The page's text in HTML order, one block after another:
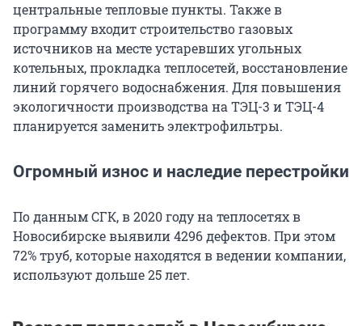
центральные тепловые пункты. Также в
программу входит строительство газовых
источников на месте устаревших угольных
котельных, прокладка теплосетей, восстановление
линий горячего водоснабжения. Для повышения
экологичности производства на ТЭЦ-3 и ТЭЦ-4
планируется заменить электрофильтры.
Огромный износ и наследие перестройки
По данным СГК, в 2020 году на теплосетях в
Новосибирске выявили 4296 дефектов. При этом
72% труб, которые находятся в ведении компании,
используют дольше 25 лет.